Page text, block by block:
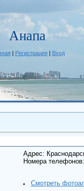
Анапа
| Регистрация| Вход
Адрес:
Номера
Смотреть